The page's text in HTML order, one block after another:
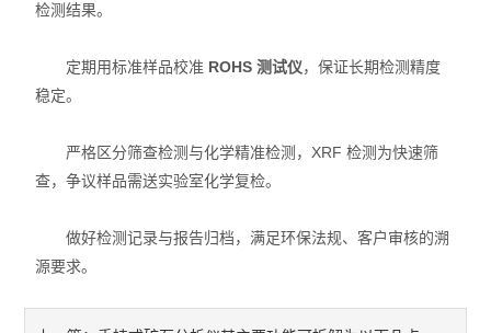
检测结果。
定期用标准样品校准 ROHS 测试仪，保证长期检测精度
稳定。
严格区分筛查检测与化学精准检测，XRF 检测为快速筛
查，争议样品需送实验室化学复检。
做好检测记录与报告归档，满足环保法规、客户审核的溯
源要求。